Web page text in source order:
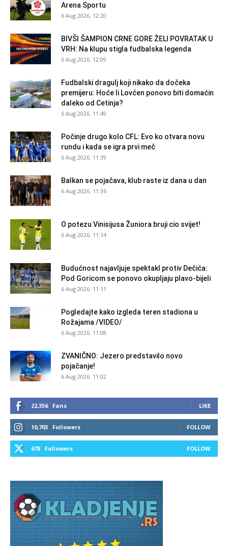
Arena Sportu
6 Aug 2026. 12:20
BIVŠI ŠAMPION CRNE GORE ŽELI POVRATAK U
VRH: Na klupu stigla fudbalska legenda
6 Aug 2026. 12:09
Fudbalski dragulj koji nikako da dočeka
premijeru: Hoće li Lovćen ponovo biti domaćin
daleko od Cetinja?
6 Aug 2026. 11:49
Počinje drugo kolo CFL: Evo ko otvara novu
rundu i kada se igra prvi meč
6 Aug 2026. 11:39
Balkan se pojačava, klub raste iz dana u dan
6 Aug 2026. 11:36
O potezu Vinisijusa Žuniora bruji cio svijet!
6 Aug 2026. 11:14
Budućnost najavljuje spektakl protiv Dečića:
Pod Goricom se ponovo okupljaju plavo-bijeli
6 Aug 2026. 11:11
Pogledajte kako izgleda teren stadiona u
Rožajama /VIDEO/
6 Aug 2026. 11:08
ZVANIČNO: Jezero predstavilo novo
pojačanje!
6 Aug 2026. 11:02
22,356 Fans LIKE
10,703 Followers FOLLOW
678 Followers FOLLOW